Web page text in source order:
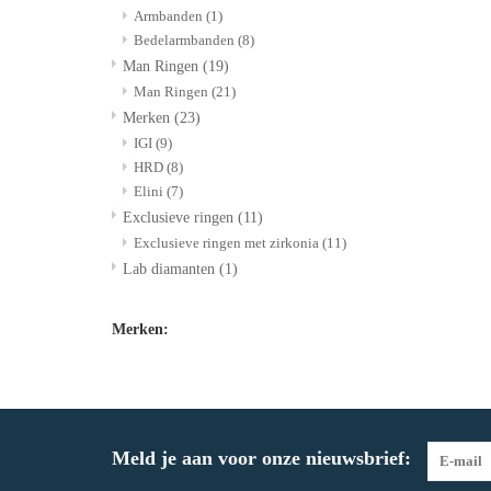
Armbanden (1)
Bedelarmbanden (8)
Man Ringen (19)
Man Ringen (21)
Merken (23)
IGI (9)
HRD (8)
Elini (7)
Exclusieve ringen (11)
Exclusieve ringen met zirkonia (11)
Lab diamanten (1)
Merken:
Meld je aan voor onze nieuwsbrief: